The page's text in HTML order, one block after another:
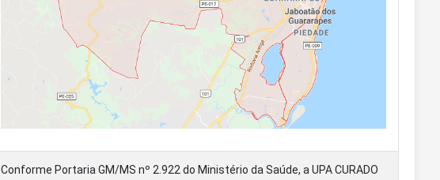
Conforme Portaria GM/MS nº 2.922 do Ministério da Saúde, a UPA CURADO